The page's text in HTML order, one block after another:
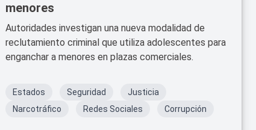
menores
Autoridades investigan una nueva modalidad de
reclutamiento criminal que utiliza adolescentes para
enganchar a menores en plazas comerciales.
Estados Seguridad
Justicia
Narcotráfico
Redes Sociales Corrupción